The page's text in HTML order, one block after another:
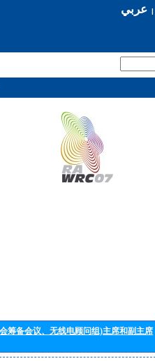
عربي|
筹备会议、无线电顾问组)主席和副主席